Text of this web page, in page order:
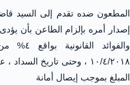
المطعون ضده تقدم إلى السيد
إصدار أمره بإلزام الطاعن بأن
والفوائد
١٠/٤/٢٠١٨ ، وحتى تاريخ
المبلغ بموجب إيصال أمانة